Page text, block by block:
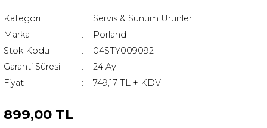
Kategori
Servis & Sunum Ürünleri
Marka
Porland
Stok Kodu
04STY009092
Garanti Süresi
24 Ay
Fiyat
749,17 TL + KDV
899,00 TL